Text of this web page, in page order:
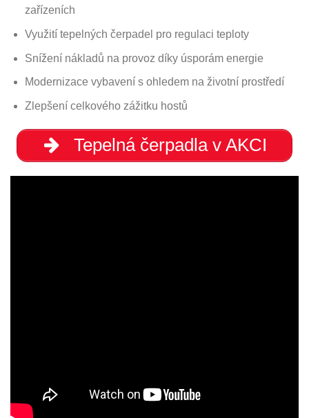
zařízeních
Využití tepelných čerpadel pro regulaci teploty
Snížení nákladů na provoz díky úsporám energie
Modernizace vybavení s ohledem na životní prostředí
Zlepšení celkového zážitku hostů
Tepelná čerpadla v AKCI